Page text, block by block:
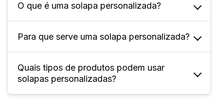
O que é uma solapa personalizada?
Ela é uma aba destacável, feita em diferentes
tipos de papéis e tamanhos, que é inserida
na parte superior de embalagens de
produtos.
Para que serve uma solapa personalizada?
Ela serve para lacrar embalagens, destacar
os produtos e promover a marca por meio de
uma personalização atrativa para os clientes.
Quais tipos de produtos podem usar
solapas personalizadas?